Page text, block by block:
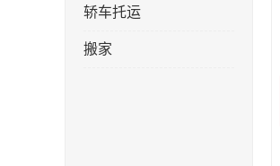
轿车托运
搬家